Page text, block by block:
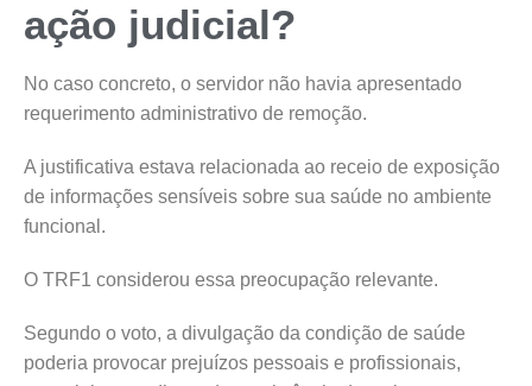
ação judicial?
No caso concreto, o servidor não havia apresentado
requerimento administrativo de remoção.
A justificativa estava relacionada ao receio de exposição
de informações sensíveis sobre sua saúde no ambiente
funcional.
O TRF1 considerou essa preocupação relevante.
Segundo o voto, a divulgação da condição de saúde
poderia provocar prejuízos pessoais e profissionais,